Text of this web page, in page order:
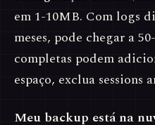
em 1-10MB. Com logs
meses, pode chegar a
completas podem
espaço, exclua sessions
Meu backup está na